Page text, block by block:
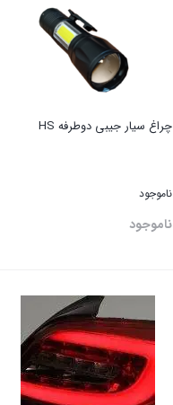
چراغ سیار جیبی دوطرفه HS
ناموجود
ناموجود